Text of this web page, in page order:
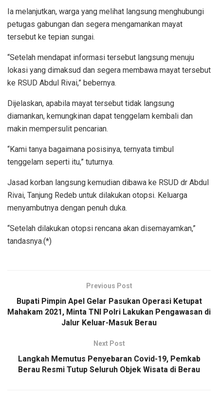
Ia melanjutkan, warga yang melihat langsung menghubungi
petugas gabungan dan segera mengamankan mayat
tersebut ke tepian sungai.
“Setelah mendapat informasi tersebut langsung menuju
lokasi yang dimaksud dan segera membawa mayat tersebut
ke RSUD Abdul Rivai,” bebernya.
Dijelaskan, apabila mayat tersebut tidak langsung
diamankan, kemungkinan dapat tenggelam kembali dan
makin mempersulit pencarian.
“Kami tanya bagaimana posisinya, ternyata timbul
tenggelam seperti itu,” tuturnya.
Jasad korban langsung kemudian dibawa ke RSUD dr Abdul
Rivai, Tanjung Redeb untuk dilakukan otopsi. Keluarga
menyambutnya dengan penuh duka.
“Setelah dilakukan otopsi rencana akan disemayamkan,”
tandasnya.(*)
Previous Post
Bupati Pimpin Apel Gelar Pasukan Operasi Ketupat
Mahakam 2021, Minta TNI Polri Lakukan Pengawasan di
Jalur Keluar-Masuk Berau
Next Post
Langkah Memutus Penyebaran Covid-19, Pemkab
Berau Resmi Tutup Seluruh Objek Wisata di Berau